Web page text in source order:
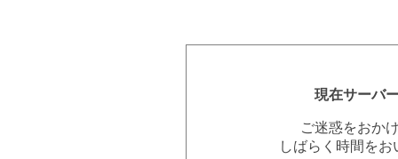
現在サーバ
ご迷惑をおか
しばらく時間を